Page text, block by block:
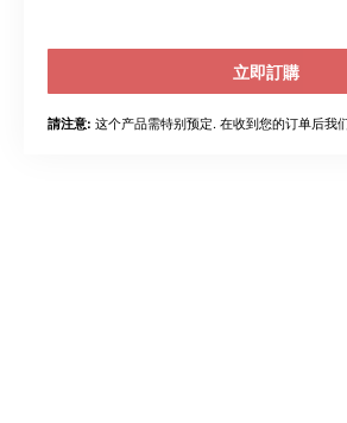
立即訂購
請注意: 这个产品需特别预定. 在收到您的订单后我